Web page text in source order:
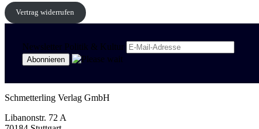
Vertrag widerrufen
Newsletter Politik & Kultur
Schmetterling Verlag GmbH
Libanonstr. 72 A